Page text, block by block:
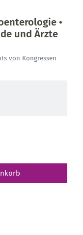
•
und Ärzte
von Kongressen